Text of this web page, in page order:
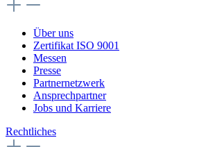
Über uns
Zertifikat ISO 9001
Messen
Presse
Partnernetzwerk
Ansprechpartner
Jobs und Karriere
Rechtliches